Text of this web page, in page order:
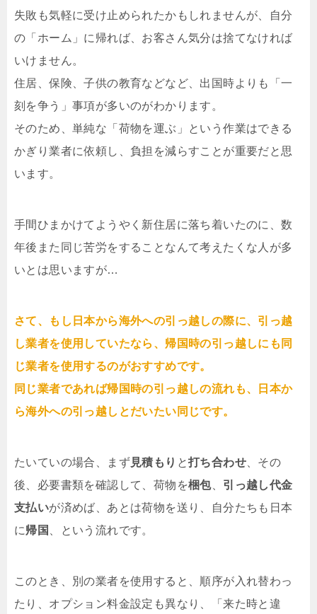
失敗も気軽に受け止められたかもしれませんが、自分
の「ホーム」に帰れば、お客さん気分は捨てなければ
いけません。
住居、保険、子供の教育などなど、出国時よりも「一
刻を争う」事項が多いのがわかります。
そのため、単純な「荷物を運ぶ」という作業はできる
かぎり業者に依頼し、負担を減らすことが重要だと思
います。
手間ひまかけてようやく新住居に落ち着いたのに、数
年後また同じ苦労をすることなんて考えたくな人が多
いとは思いますが…
さて、もし日本から海外への引っ越しの際に、引っ越
し業者を使用していたなら、帰国時の引っ越しにも同
じ業者を使用するのがおすすめです。
同じ業者であれば帰国時の引っ越しの流れも、日本か
ら海外への引っ越しとだいたい同じです。
たいていの場合、まず見積もり と打ち合わせ、その
後、必要書類を確認して、荷物を梱包、 引っ越し代金
支払いが済めば、あとは荷物を送り、自分たちも日本
に帰国 、という流れです。
このとき、別の業者を使用すると、順序が入れ替わっ
たり、オプション料金設定も異なり、「来た時と違